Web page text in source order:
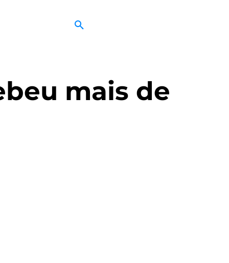
mais de